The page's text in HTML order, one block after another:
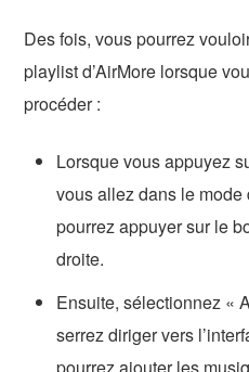
Des fois, vous pourrez
playlist d’AirMore lorsque
procéder :
Lorsque vous appuyez
vous allez dans le
pourrez appuyer sur le
droite.
Ensuite, sélectionnez «
serrez diriger vers
pourrez ajouter les